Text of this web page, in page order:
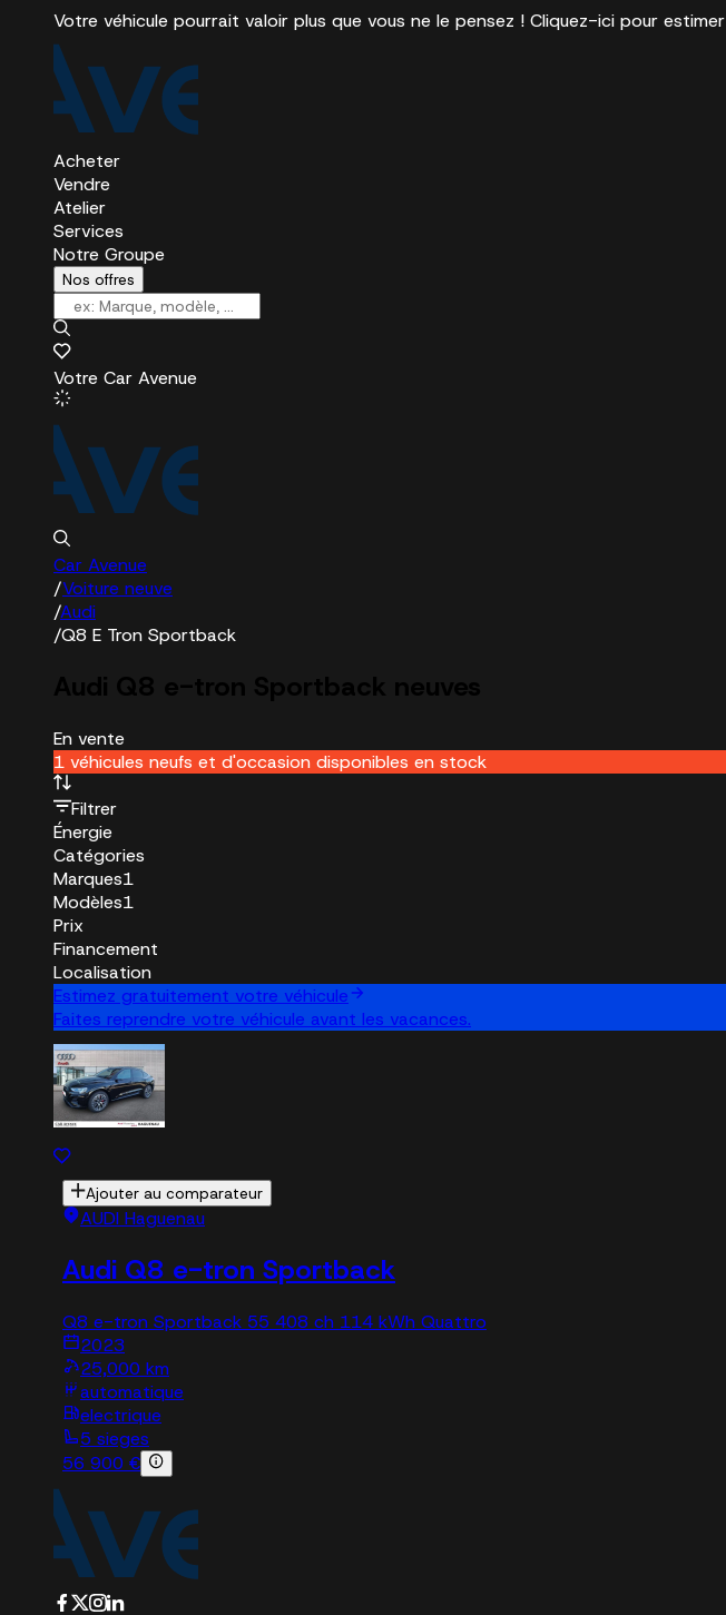
Votre véhicule pourrait valoir plus que vous ne le pensez ! Cliquez-ici pour estimer
Acheter
Vendre
Atelier
Services
Notre Groupe
Nos offres
Votre Car Avenue
Car Avenue
/Voiture neuve
/Audi
/Q8 E Tron Sportback
En vente
1 véhicules neufs et d'occasion disponibles en stock
Filtrer
Énergie
Catégories
Marques1
Modèles1
Prix
Financement
Localisation
Estimez gratuitement votre véhicule
Faites reprendre votre véhicule avant les vacances.
Ajouter au comparateur
AUDI Haguenau
Audi Q8 e-tron Sportback
Q8 e-tron Sportback 55 408 ch 114 kWh Quattro
2023
25,000 km
automatique
electrique
5 sieges
56 900 €